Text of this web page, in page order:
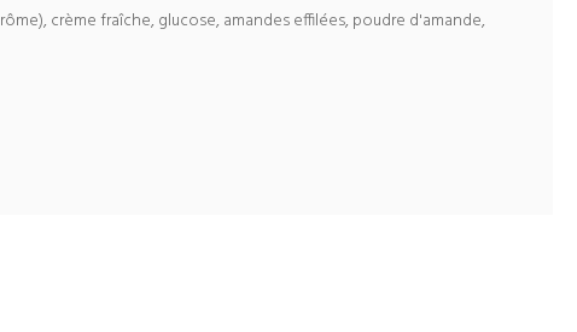
crème fraîche, glucose, amandes effilées, poudre d'amande,